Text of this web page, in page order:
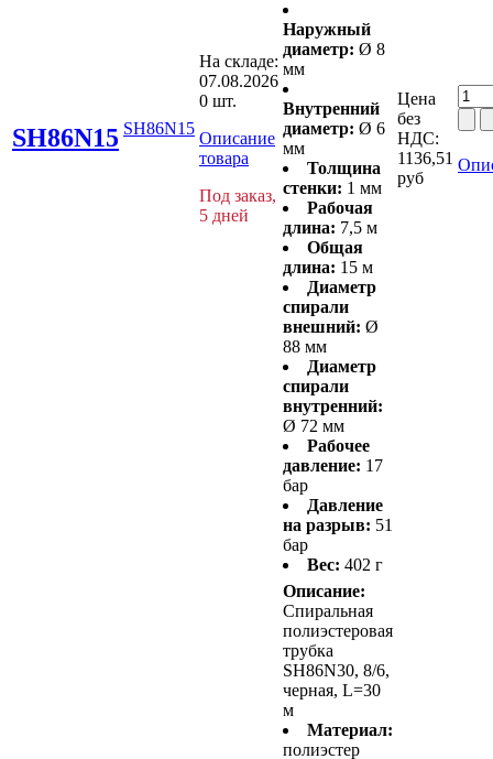
SH86N15 SH86N15
На складе:
07.08.2026
0 шт.
Описание
товара
Под заказ,
5 дней
Наружный
диаметр: Ø 8
мм
Внутренний
диаметр: Ø 6
мм
Толщина
стенки: 1 мм
Рабочая
длина: 7,5 м
Общая
длина: 15 м
Диаметр
спирали
внешний: Ø
88 мм
Диаметр
спирали
внутренний:
Ø 72 мм
Рабочее
давление: 17
бар
Давление
на разрыв: 51
бар
Вес: 402 г
Цена
без
НДС:
1136,51
руб
Описание:
Спиральная
полиэстеровая
трубка
SH86N30, 8/6,
черная, L=30
м
Материал:
полиэстер